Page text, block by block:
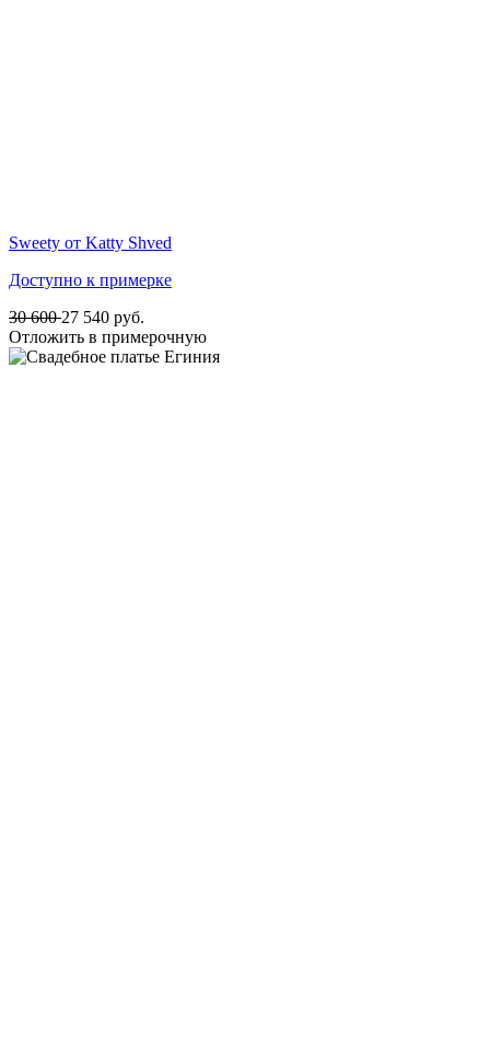
Sweety от Katty Shved
Доступно к примерке
30 60027 540 руб.
Отложить в примерочную